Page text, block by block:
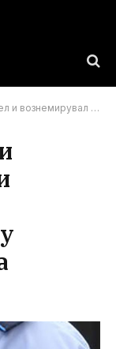
преку мобилна апликација